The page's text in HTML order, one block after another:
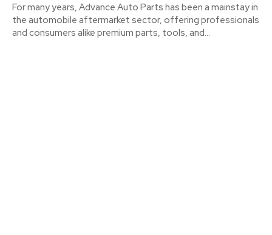
For many years, Advance Auto Parts has been a mainstay in
the automobile aftermarket sector, offering professionals
and consumers alike premium parts, tools, and...